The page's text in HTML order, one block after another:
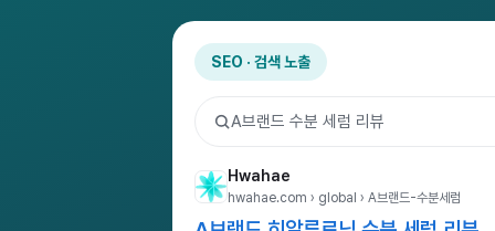
SEO · 검색 노출
A브랜드 수분 세럼 리뷰
Hwahae
hwahae.com › global › A브랜드-수분세럼